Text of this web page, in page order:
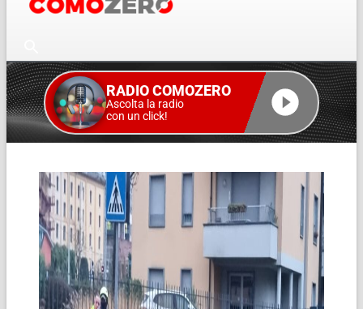
RADIO COMOZERO
Ascolta la radio
con un click!